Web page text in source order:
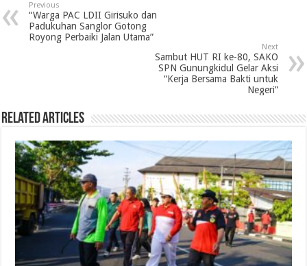
Previous
“Warga PAC LDII Girisuko dan
Padukuhan Sanglor Gotong
Royong Perbaiki Jalan Utama”
Next
Sambut HUT RI ke-80, SAKO
SPN Gunungkidul Gelar Aksi
“Kerja Bersama Bakti untuk
Negeri”
Related Articles